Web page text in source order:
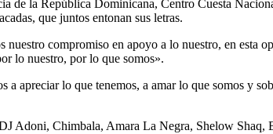
la República Dominicana, Centro Cuesta
que juntos entonan sus letras.
compromiso en apoyo a lo nuestro, en esta
lo nuestro, por lo que somos».
apreciar lo que tenemos, a amar lo que somos y
Adoni, Chimbala, Amara La Negra, Shelow